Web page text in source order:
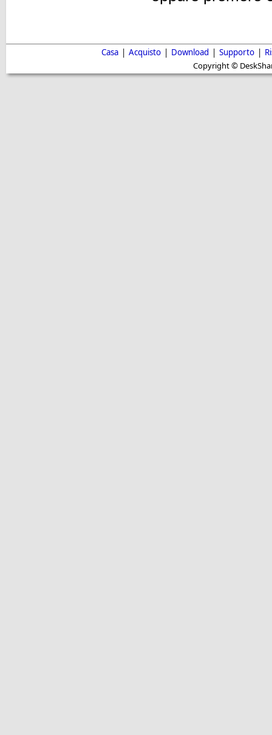
Casa | Acquisto | Download | Supporto |
Copyright ©